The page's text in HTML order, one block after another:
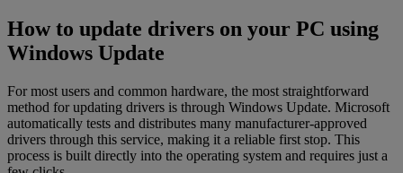
How to update drivers on your PC using
Windows Update
For most users and common hardware, the most straightforward
method for updating drivers is through Windows Update. Microsoft
automatically tests and distributes many manufacturer-approved
drivers through this service, making it a reliable first stop. This
process is built directly into the operating system and requires just a